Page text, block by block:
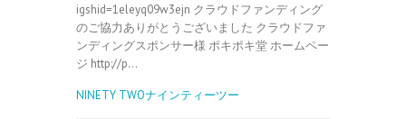
igshid=1eleyq09w3ejn クラウドファンディング
のご協力ありがとうございました クラウドファ
ンディングスポンサー様 ポキポキ堂 ホームペー
ジ http://p…
NINETY TWOナインティーツー